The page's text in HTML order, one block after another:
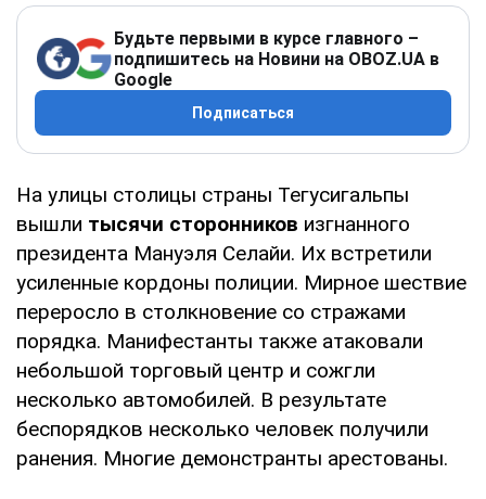
Будьте первыми в курсе главного –
подпишитесь на Новини на OBOZ.UA в
Google
Подписаться
На улицы столицы страны Тегусигальпы
вышли тысячи сторонников изгнанного
президента Мануэля Селайи. Их встретили
усиленные кордоны полиции. Мирное шествие
переросло в столкновение со стражами
порядка. Манифестанты также атаковали
небольшой торговый центр и сожгли
несколько автомобилей. В результате
беспорядков несколько человек получили
ранения. Многие демонстранты арестованы.